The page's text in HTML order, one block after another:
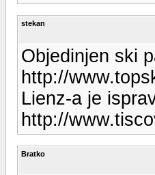
stekan
Objedinjen ski
http://
Lienz-a je
http://
Bratko